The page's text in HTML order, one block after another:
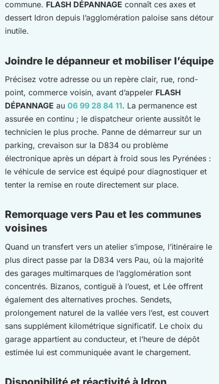
commune. FLASH DÉPANNAGE connaît ces axes et
dessert Idron depuis l’agglomération paloise sans détour
inutile.
Joindre le dépanneur et mobiliser l’équipe
Précisez votre adresse ou un repère clair, rue, rond-
point, commerce voisin, avant d’appeler FLASH
DÉPANNAGE au 06 99 28 84 11. La permanence est
assurée en continu ; le dispatcheur oriente aussitôt le
technicien le plus proche. Panne de démarreur sur un
parking, crevaison sur la D834 ou problème
électronique après un départ à froid sous les Pyrénées :
le véhicule de service est équipé pour diagnostiquer et
tenter la remise en route directement sur place.
Remorquage vers Pau et les communes
voisines
Quand un transfert vers un atelier s’impose, l’itinéraire le
plus direct passe par la D834 vers Pau, où la majorité
des garages multimarques de l’agglomération sont
concentrés. Bizanos, contiguë à l’ouest, et Lée offrent
également des alternatives proches. Sendets,
prolongement naturel de la vallée vers l’est, est couvert
sans supplément kilométrique significatif. Le choix du
garage appartient au conducteur, et l’heure de dépôt
estimée lui est communiquée avant le chargement.